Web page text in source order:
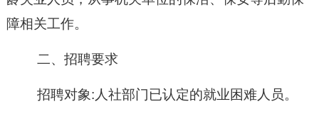
障相关工作。
二、招聘要求
招聘对象: 人社部门已认定的就业困难人员。